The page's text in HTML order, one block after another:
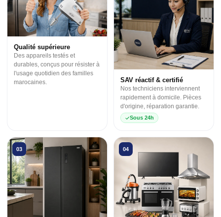
Industrielle
Qualité supérieure
Des appareils testés et
durables, conçus pour résister à
l'usage quotidien des familles
marocaines.
SAV réactif & certifié
Nos techniciens interviennent
rapidement à domicile. Pièces
d'origine, réparation garantie.
Sous 24h
03 04